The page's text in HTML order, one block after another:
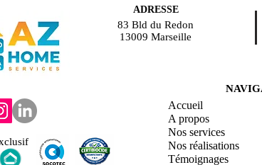
ADRESSE
83 Bld du Redon
13009 Marseille
Accueil
A propos
Nos services
Nos réalisations
Témoignages